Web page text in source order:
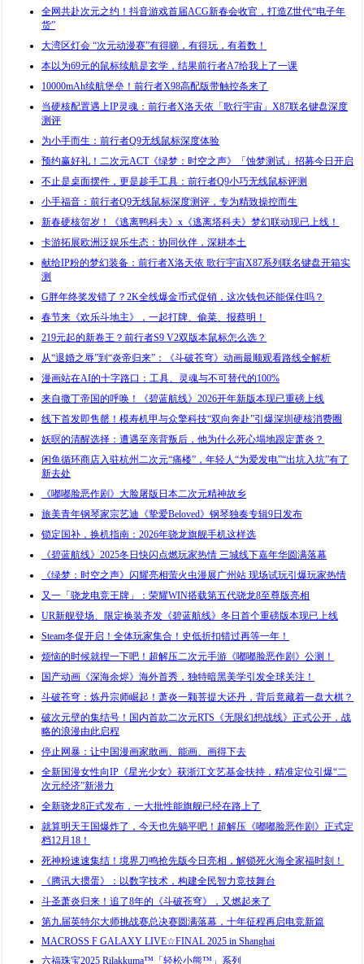
全网共赴次元之约！抖音游戏首届ACG新春会收官，打造Z世代“电子年
货”
大湾区灯会 “次元动漫赛”有得睇，有得玩，有着数！
本以为69元的鼠标续航是玄学，结果前行者A7给我上了一课
10000mAh续航堡垒！前行者X98高配版带触控条来了
当硬核配置遇上IP灵魂：前行者X洛天依「歌行宇宙」X87联名键盘深度
测评
为小手而生：前行者Q9无线鼠标深度体验
预约赢好礼！二次元ACT《绿梦：时空之声》「蚀梦测试」招募今日开启
不止是桌面摆件，更是趁手工具：前行者Q9小巧无线鼠标评测
小手福音：前行者Q9无线鼠标深度测评，专为精致操控而生
新春硬核贺岁！《逃离鸭科夫》x《逃离塔科夫》梦幻联动现已上线！
卡游拓展欧洲泛娱乐生态：协同伙伴，深耕本土
献给IP粉的梦幻装备：前行者X洛天依 歌行宇宙X87系列联名键盘开箱实
测
G胖年终奖发错了？2K全线爆金币式促销，这次钱包还能保住吗？
春节来《欢乐斗地主》，一起打牌、偷菜、报蔡明！
219元起的新卷王？前行者S9 V2双版本鼠标怎么选？
从“退婚之辱”到“炎帝归来”：《斗破苍穹》动画最顺观看路线全解析
漫画站在AI的十字路口：工具、灵魂与不可替代的100%
来自撒丁帝国的呼唤！《碧蓝航线》2026开年新版本现已重磅上线
线下首发即售罄！模寿机甲与众擎科技“双向奔赴”引爆深圳硬核消费圈
妖暝的清醒选择：遭遇至亲背叛后，他为什么死心塌地跟定萧炎？
闲鱼循环商店入驻杭州二次元“痛楼”，年轻人“为爱发电”“出坑入坑”有了
新去处
《嘟嘟脸恶作剧》大脸屠版日本二次元精神故乡
旅美青年钢琴家宗艺迪《挚爱Beloved》钢琴独奏专辑9日发布
锁定国补，换机指南：2026年骁龙旗舰手机这样选
《碧蓝航线》2025冬日快闪点燃玩家热情 三城线下嘉年华圆满落幕
《绿梦：时空之声》闪耀亮相萤火虫漫展广州站 现场试玩引爆玩家热情
又一「骁龙电竞王牌」：荣耀WIN搭载第五代骁龙8至尊版亮相
UR新舰登场、限定换装齐发《碧蓝航线》冬日首个重磅版本现已上线
Steam冬促开启！全体玩家集合！史低折扣错过再等一年！
烦恼的时候就捏一下吧！超解压二次元手游《嘟嘟脸恶作剧》公测！
国产动画《深海余烬》海外首秀，独特暗黑美学引发全球关注！
斗破苍穹：炼丹宗师崛起！萧炎一颗菩提大还丹，背后竟藏着一盘大棋？
破次元壁的集结号！国内首款二次元RTS《无限幻想战线》正式公开，战
略的浪漫由此启程
停止网暴：让中国漫画家敢画、能画、画得下去
全新国漫女性向IP《星光少女》获浙江文艺基金扶持，精准定位引爆“二
次元经济”新潜力
全新骁龙8正式发布，一大批性能旗舰已经在路上了
就算明天王国爆炸了，今天也先躺平吧！超解压《嘟嘟脸恶作剧》正式定
档12月18！
死神粉速速集结！境界刀鸣抢先版今日亮相，解锁死火海全家福时刻！
《腾讯大掼蛋》：以数字技术，构建全民智力竞技舞台
斗圣萧炎归来！追了8年的《斗破苍穹》，又燃起来了
第九届英特尔大师挑战赛总决赛圆满落幕，十年征程再启电竞新篇
MACROSS F GALAXY LIVE☆FINAL 2025 in Shanghai
六福珠宝2025 Rilakkuma™「轻松小熊™」系列